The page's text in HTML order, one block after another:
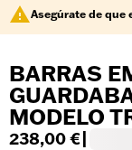
Asegúrate de que
BARRAS
MODELO
238,00 €